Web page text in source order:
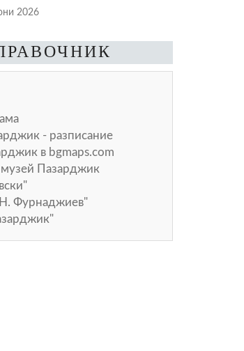
2026
- разписание
в bgmaps.com
Пазарджик
Фурнаджиев"